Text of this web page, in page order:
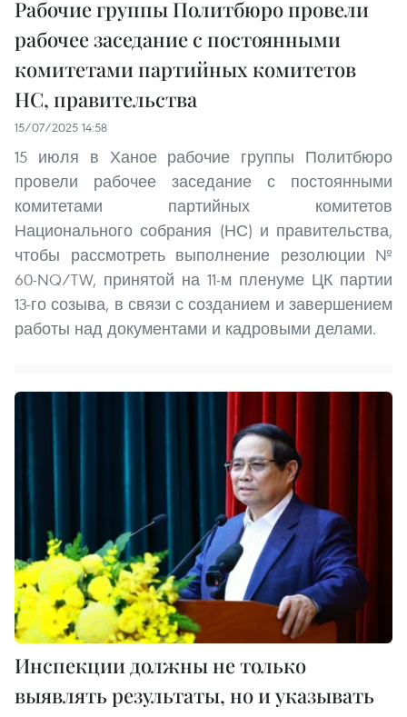
Рабочие группы Политбюро провели
рабочее заседание с постоянными
комитетами партийных комитетов
НС, правительства
15/07/2025 14:58
15 июля в Ханое рабочие группы Политбюро
провели рабочее заседание с постоянными
комитетами партийных комитетов
Национального собрания (НС) и правительства,
чтобы рассмотреть выполнение резолюции №
60-NQ/TW, принятой на 11-м пленуме ЦК партии
13-го созыва, в связи с созданием и завершением
работы над документами и кадровыми делами.
Инспекции должны не только
выявлять результаты, но и указывать